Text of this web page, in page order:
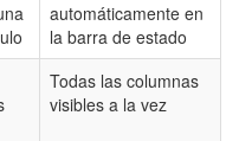
automáticamente en
la barra de estado
Todas las columnas
visibles a la vez